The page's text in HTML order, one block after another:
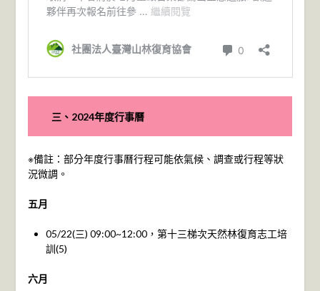
三、2024年度行事曆
※備註：部分年度行事曆行程可能依氣候、調查或行程等狀
況微調。
五月
05/22(三) 09:00~12:00，第十三梯次天然林復育志工培
訓(5)
六月